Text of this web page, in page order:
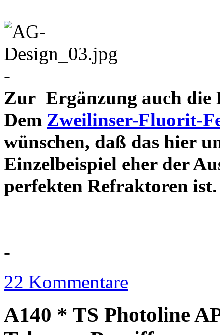
-
Zur Ergänzung auch die
Dem Zweilinser-Fluorit-
wünschen, daß das hier
Einzelbeispiel eher der
perfekten
-
22 Kommentare
A140 * TS Photoline